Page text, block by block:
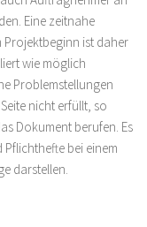
Eine zeitnahe
Projektbeginn ist daher
wie möglich
Problemstellungen
nicht erfüllt, so
Dokument berufen. Es
bei einem
darstellen.